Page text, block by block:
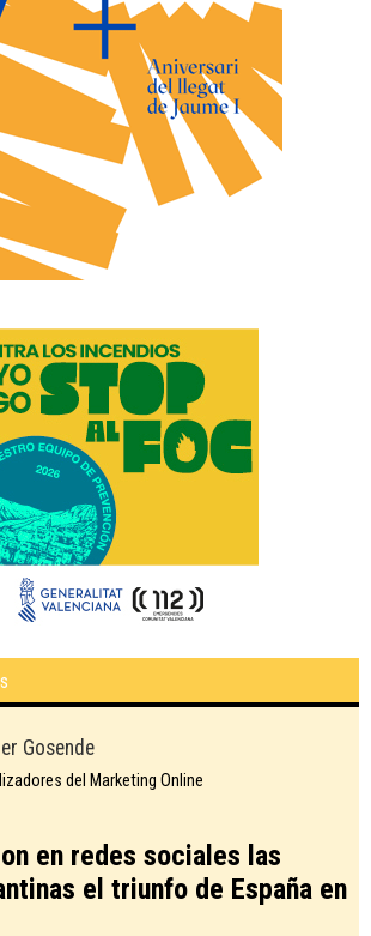
Gosende
del Marketing Online
en redes sociales las
el triunfo de España en